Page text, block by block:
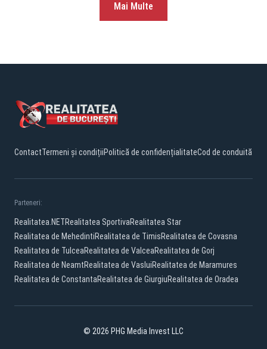
Mai Multe
ContactTermeni și condițiiPolitică de confidențialitateCod de conduită
Parteneri:
Realitatea.NETRealitatea SportivaRealitatea Star
Realitatea de MehedintiRealitatea de TimisRealitatea de Covasna
Realitatea de TulceaRealitatea de ValceaRealitatea de Gorj
Realitatea de NeamtRealitatea de VasluiRealitatea de Maramures
Realitatea de ConstantaRealitatea de GiurgiuRealitatea de Oradea
© 2026 PHG Media Invest LLC